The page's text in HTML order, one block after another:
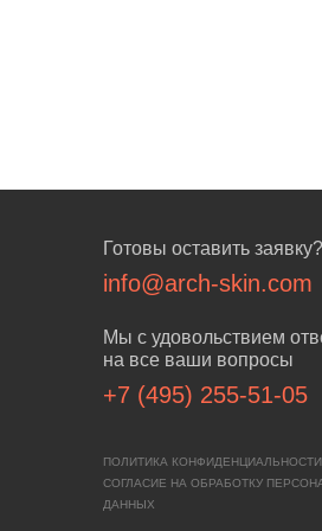
Готовы оставить заявку?
info@arch-skin.com
Мы с удовольствием
на все ваши вопросы
+7 (495) 255-51-05
ПОЛИТИКА КОНФИДЕНЦИАЛЬНОСТИ
СОГЛАСИЕ НА ОБРАБОТКУ
ДАННЫХ